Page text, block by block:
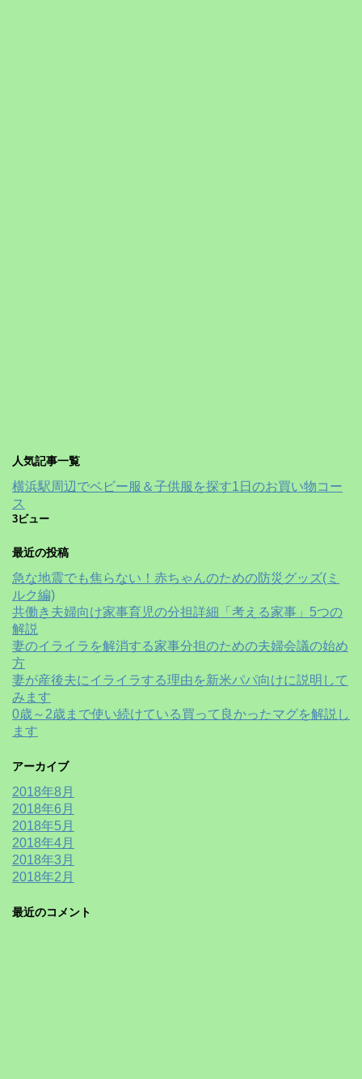
人気記事一覧
横浜駅周辺でベビー服＆子供服を探す1日のお買い物コー
ス
3ビュー
最近の投稿
急な地震でも焦らない！赤ちゃんのための防災グッズ(ミ
ルク編)
共働き夫婦向け家事育児の分担詳細「考える家事」5つの
解説
妻のイライラを解消する家事分担のための夫婦会議の始め
方
妻が産後夫にイライラする理由を新米パパ向けに説明して
みます
0歳～2歳まで使い続けている買って良かったマグを解説し
ます
アーカイブ
2018年8月
2018年6月
2018年5月
2018年4月
2018年3月
2018年2月
最近のコメント